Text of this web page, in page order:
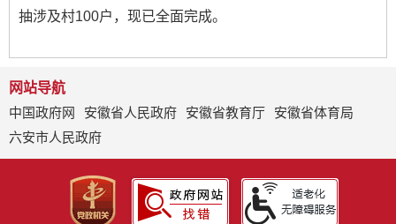
抽涉及村100户，现已全面完成。
网站导航
中国政府网
安徽省人民政府 安徽省教育厅
安徽省体育局
六安市人民政府